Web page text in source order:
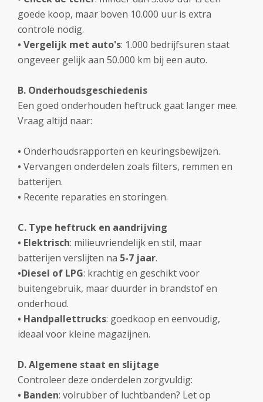
goede koop, maar boven 10.000 uur is extra
controle nodig.
• Vergelijk met auto's: 1.000 bedrijfsuren staat
ongeveer gelijk aan 50.000 km bij een auto.
B. Onderhoudsgeschiedenis
Een goed onderhouden heftruck gaat langer mee.
Vraag altijd naar:
• Onderhoudsrapporten en keuringsbewijzen.
• Vervangen onderdelen zoals filters, remmen en
batterijen.
• Recente reparaties en storingen.
C. Type heftruck en aandrijving
• Elektrisch: milieuvriendelijk en stil, maar
batterijen verslijten na 5-7 jaar.
•Diesel of LPG: krachtig en geschikt voor
buitengebruik, maar duurder in brandstof en
onderhoud.
• Handpallettrucks: goedkoop en eenvoudig,
ideaal voor kleine magazijnen.
D. Algemene staat en slijtage
Controleer deze onderdelen zorgvuldig:
• Banden: volrubber of luchtbanden? Let op